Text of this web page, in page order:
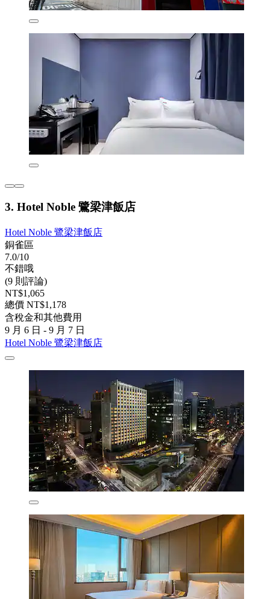
3. Hotel Noble 鷺梁津飯店
Hotel Noble 鷺梁津飯店
銅雀區
7.0/10
不錯哦
(9 則評論)
NT$1,065
總價 NT$1,178
含稅金和其他費用
9 月 6 日 - 9 月 7 日
Hotel Noble 鷺梁津飯店